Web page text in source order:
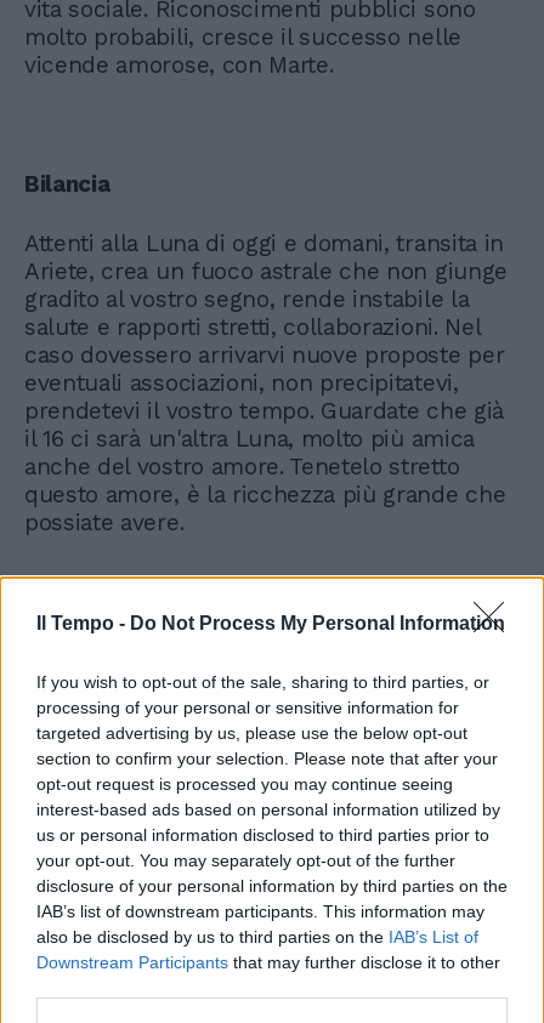
Il Tempo - Do Not Process My Personal Information
If you wish to opt-out of the sale, sharing to third parties, or
processing of your personal or sensitive information for
targeted advertising by us, please use the below opt-out
section to confirm your selection. Please note that after your
opt-out request is processed you may continue seeing
interest-based ads based on personal information utilized by
us or personal information disclosed to third parties prior to
your opt-out. You may separately opt-out of the further
disclosure of your personal information by third parties on the
IAB’s list of downstream participants. This information may
also be disclosed by us to third parties on the IAB’s List of
Downstream Participants that may further disclose it to other
vita sociale. Riconoscimenti pubblici sono
molto probabili, cresce il successo nelle
vicende amorose, con Marte.
Bilancia
Attenti alla Luna di oggi e domani, transita in
Ariete, crea un fuoco astrale che non giunge
gradito al vostro segno, rende instabile la
salute e rapporti stretti, collaborazioni. Nel
caso dovessero arrivarvi nuove proposte per
eventuali associazioni, non precipitatevi,
prendetevi il vostro tempo. Guardate che già
il 16 ci sarà un'altra Luna, molto più amica
anche del vostro amore. Tenetelo stretto
questo amore, è la ricchezza più grande che
possiate avere.
Scorpione
Marte è ancora in Ariete, oggi e domani
congiunto alla Luna, una posizione molto
favorevole nella sesta casa (lavoro, salute)
indica un'indole molto zelante e attiva, una
forte vitalità. Nell'ambito professionale
questo porta progresso, si arriva a posizioni di
guida, a seconda del lavoro che svolgete.
L'obiettivo dei giovani Scorpioni deve essere
un futuro indipendente, perché loro
appartengono a un segno che riesce meglio
nelle attività autonome, libere. Legati solo
dall’amore.